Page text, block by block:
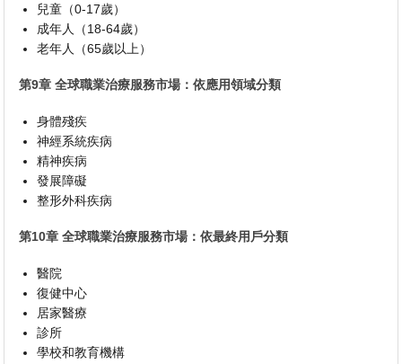
兒童（0-17歲）
成年人（18-64歲）
老年人（65歲以上）
第9章 全球職業治療服務市場：依應用領域分類
身體殘疾
神經系統疾病
精神疾病
發展障礙
整形外科疾病
第10章 全球職業治療服務市場：依最終用戶分類
醫院
復健中心
居家醫療
診所
學校和教育機構